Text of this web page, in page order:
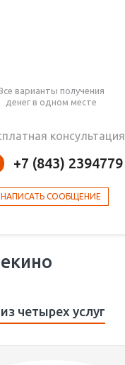
варианты получения
денег в одном месте
консультация
+7 (843) 2394779
НАПИСАТЬ СООБЩЕНИЕ
четырех услуг